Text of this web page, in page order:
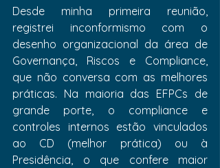
Desde minha primeira reunião,
registrei inconformismo com o
desenho organizacional da área de
Governança, Riscos e Compliance,
que não conversa com as melhores
práticas. Na maioria das EFPCs de
grande porte, o compliance e
controles internos estão vinculados
ao CD (melhor prática) ou à
Presidência, o que confere maior